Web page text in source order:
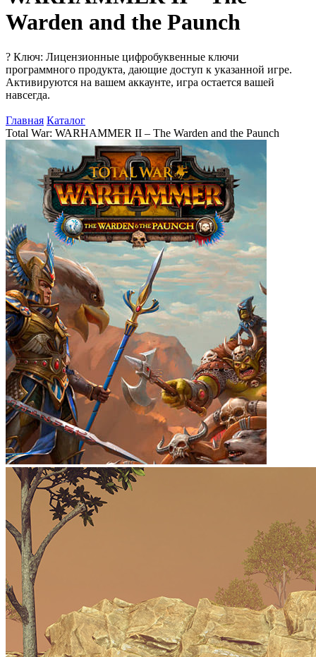
Warden and the Paunch
? Ключ: Лицензионные цифробуквенные ключи
программного продукта, дающие доступ к указанной игре.
Активируются на вашем аккаунте, игра остается вашей
навсегда.
Главная Каталог
Total War: WARHAMMER II – The Warden and the Paunch